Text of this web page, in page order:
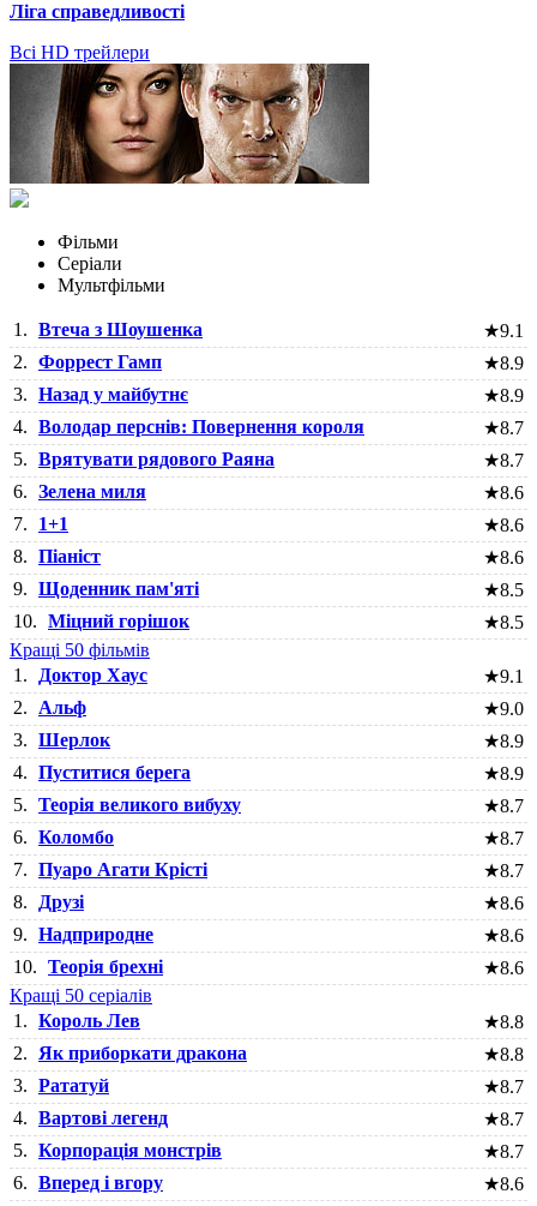
Ліга справедливості
Всі HD трейлери
Фільми
Серіали
Мультфільми
1. Втеча з Шоушенка ★9.1
2. Форрест Гамп ★8.9
3. Назад у майбутнє ★8.9
4. Володар перснів: Повернення короля ★8.7
5. Врятувати рядового Раяна ★8.7
6. Зелена миля ★8.6
7.
1+1 ★8.6
8. Піаніст ★8.6
9. Щоденник пам'яті ★8.5
10. Міцний горішок ★8.5
Кращі 50 фільмів
1.
Доктор Хаус ★9.1
2.
Альф ★9.0
3. Шерлок ★8.9
4. Пуститися берега ★8.9
5. Теорія великого вибуху ★8.7
6. Коломбо ★8.7
7. Пуаро Агати Крісті ★8.7
8.
Друзі ★8.6
9. Надприродне ★8.6
10. Теорія брехні ★8.6
Кращі 50 серіалів
1. Король Лев ★8.8
2.
Як приборкати дракона ★8.8
3. Рататуй ★8.7
4. Вартові легенд ★8.7
5. Корпорація монстрів ★8.7
6. Вперед і вгору ★8.6